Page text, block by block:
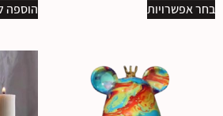
בחר אפשרויות הוספה